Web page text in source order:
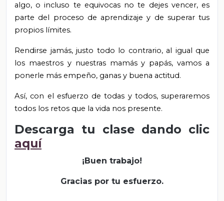
algo, o incluso te equivocas no te dejes vencer, es
parte del proceso de aprendizaje y de superar tus
propios límites.
Rendirse jamás, justo todo lo contrario, al igual que
los maestros y nuestras mamás y papás, vamos a
ponerle más empeño, ganas y buena actitud.
Así, con el esfuerzo de todas y todos, superaremos
todos los retos que la vida nos presente.
Descarga tu clase dando clic
aquí
¡Buen trabajo!
Gracias por tu esfuerzo.